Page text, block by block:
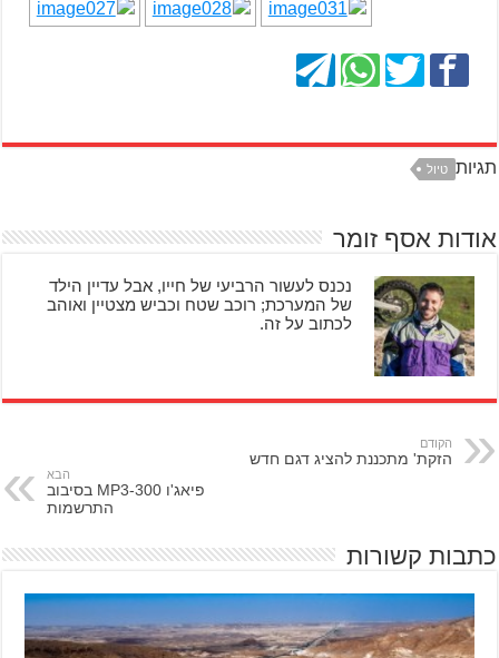
תגיות טיול
אודות אסף זומר
נכנס לעשור הרביעי של חייו, אבל עדיין הילד
של המערכת; רוכב שטח וכביש מצטיין ואוהב
לכתוב על זה.
הקודם
הזקת' מתכננת להציג דגם חדש
הבא
פיאג'ו MP3-300 בסיבוב
התרשמות
כתבות קשורות